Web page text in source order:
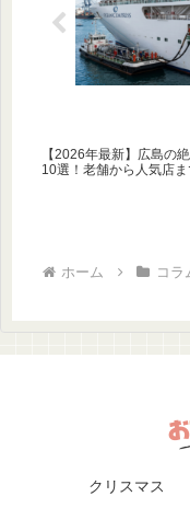
【2026年最新】広島の
10選！老舗から人気店
ホーム コラ
クリスマス